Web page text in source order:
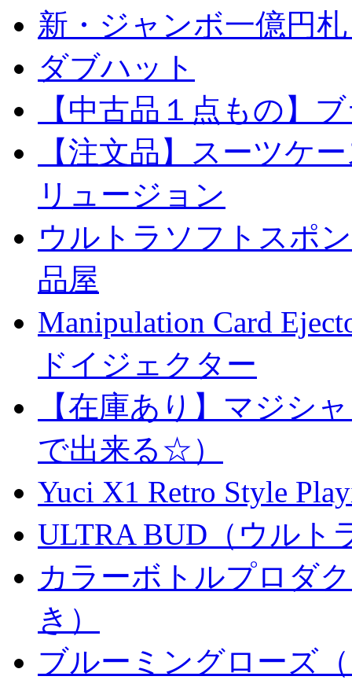
新・ジャンボ一億円
ダブハット
【中古品１点もの】
【注文品】スーツケ
リュージョン
ウルトラソフトスポ
品屋
Manipulation Card
ドイジェクター
【在庫あり】マジシ
で出来る☆）
Yuci X1 Retro Style
ULTRA BUD（ウルト
カラーボトルプロダ
き）
ブルーミングローズ